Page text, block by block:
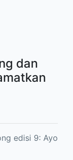
dan
edisi 9: Ayo